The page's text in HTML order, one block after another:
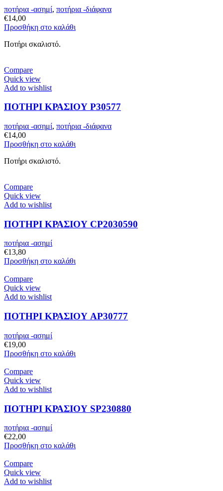
ποτήρια -ασημί, ποτήρια -διάφανα
€14,00
Προσθήκη στο καλάθι
Ποτήρι σκαλιστό.
Compare
Quick view
Add to wishlist
ΠΟΤΗΡΙ ΚΡΑΣΙΟΥ P30577
ποτήρια -ασημί, ποτήρια -διάφανα
€14,00
Προσθήκη στο καλάθι
Ποτήρι σκαλιστό.
Compare
Quick view
Add to wishlist
ΠΟΤΗΡΙ ΚΡΑΣΙΟΥ CP2030590
ποτήρια -ασημί
€13,80
Προσθήκη στο καλάθι
Compare
Quick view
Add to wishlist
ΠΟΤΗΡΙ ΚΡΑΣΙΟΥ AP30777
ποτήρια -ασημί
€19,00
Προσθήκη στο καλάθι
Compare
Quick view
Add to wishlist
ΠΟΤΗΡΙ ΚΡΑΣΙΟΥ SP230880
ποτήρια -ασημί
€22,00
Προσθήκη στο καλάθι
Compare
Quick view
Add to wishlist